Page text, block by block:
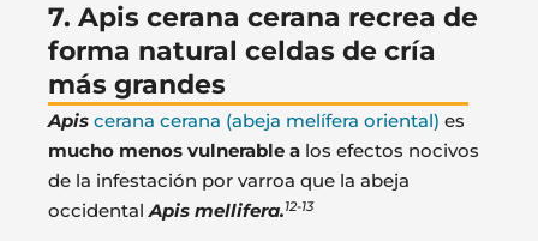
7. Apis cerana cerana recrea de
forma natural celdas de cría
más grandes
Apis cerana cerana (abeja melífera oriental) es
mucho menos vulnerable a los efectos nocivos
de la infestación por varroa que la abeja
occidentalApis mellifera.12-13